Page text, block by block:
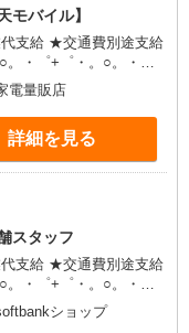
モバイル】
支給 ★交通費別途支給
お友達を紹介
有) ★月2回払
★ ゜・。○。・゜
電量販店
詳細を見る
スタッフ
支給 ★交通費別途支給
友達を紹介
有) ★月2回払
ショップ